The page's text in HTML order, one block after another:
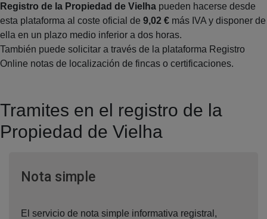
Registro de la Propiedad de Vielha pueden hacerse desde
esta plataforma al coste oficial de 9,02 € más IVA y disponer de
ella en un plazo medio inferior a dos horas.
También puede solicitar a través de la plataforma Registro
Online notas de localización de fincas o certificaciones.
Tramites en el registro de la
Propiedad de Vielha
Nota simpleVentana nueva
El servicio de nota simple informativa registral,